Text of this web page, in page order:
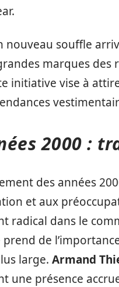
nouveau souffle
marques
initiative vise à
2000 :
des années
et aux
radical dans le
de
large. Armand
une présence